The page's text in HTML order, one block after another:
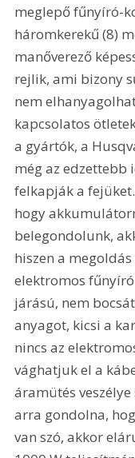
meglepő fűnyíró-
háromkerekű (8)
manőverező
rejlik, ami bizony
nem
kapcsolatos
a gyártók, a
még az edzettebb
felkapják a
hogy
belegondolunk,
hiszen a
elektromos
járású, nem
anyagot, kicsi a
nincs az
vághatjuk el a
áramütés
arra gondolna,
van szó, akkor